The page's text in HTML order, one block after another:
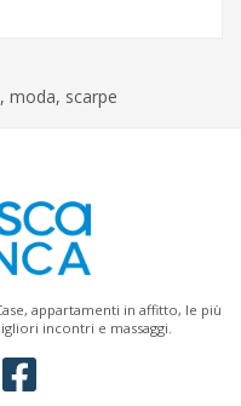
moda, scarpe
appartamenti in affitto, le più
incontri e massaggi.